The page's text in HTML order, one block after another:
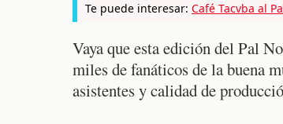
Te puede interesar: Café Tacvba al
Vaya que esta edición del Pal
miles de fanáticos de la buena
asistentes y calidad de